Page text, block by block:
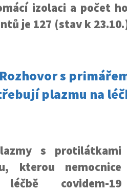
izolaci a počet
je 127 (stav k
s
plazmu na
s protilátkami
kterou nemocnice
covidem-19